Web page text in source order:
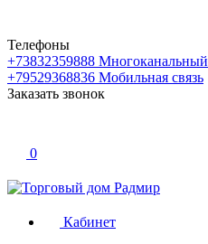
Телефоны
+73832359888 Многоканальный
+79529368836 Мобильная связь
Заказать звонок
0
Кабинет